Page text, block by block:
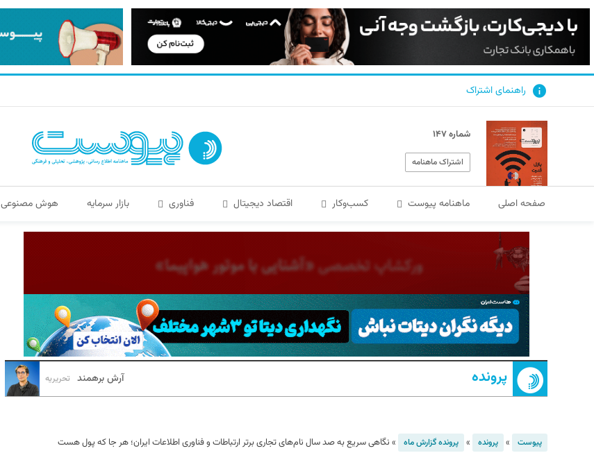
راهنمای اشتراک
شماره ۱۴۷
اشتراک ماهنامه
صفحه اصلی ماهنامه پیوست کسب‌و‌کار اقتصاد دیجیتال فناوری بازار سرمایه هوش مصنوعی
پرونده آرش برهمند تحریریه
پیوست » پرونده » پرونده گزارش ماه » نگاهی سریع به صد سال نام‌های تجاری برتر ارتباطات و فناوری اطلاعات ایران؛ هر جا که پول هست